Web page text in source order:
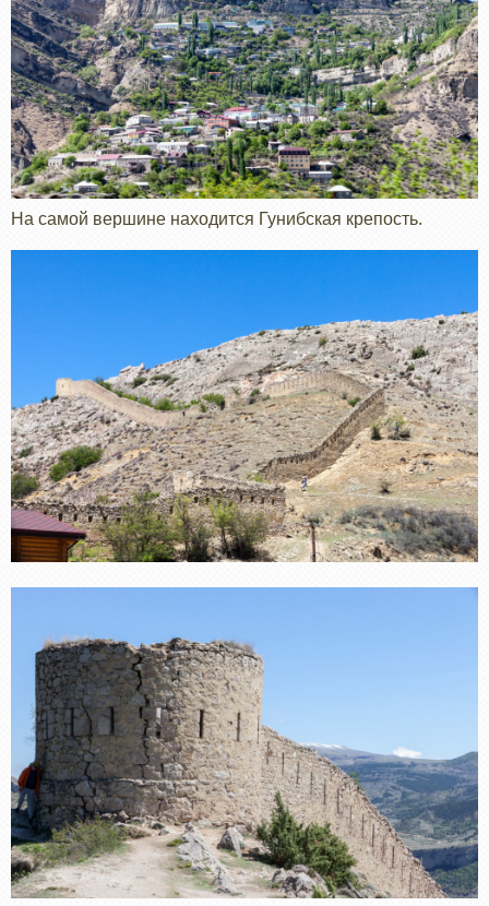
На самой вершине находится Гунибская крепость.